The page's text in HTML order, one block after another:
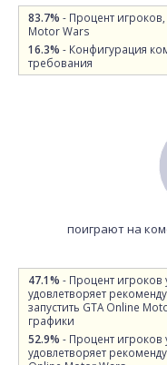
83.7% - Процент
Motor Wars
16.3% - Конфигурация
требования
поиграют на
47.1% - Процент
удовлетворяет
запустить GTA Online
графики
52.9% - Процент игроков
удовлетворяет